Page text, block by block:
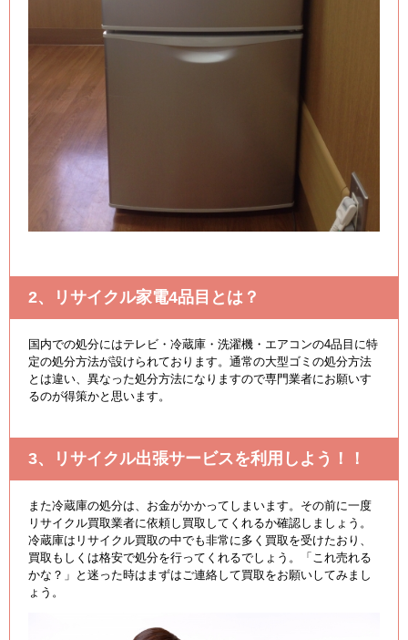
2、リサイクル家電4品目とは？
国内での処分にはテレビ・冷蔵庫・洗濯機・エアコンの4品目に特
定の処分方法が設けられております。通常の大型ゴミの処分方法
とは違い、異なった処分方法になりますので専門業者にお願いす
るのが得策かと思います。
3、リサイクル出張サービスを利用しよう！！
また冷蔵庫の処分は、お金がかかってしまいます。その前に一度
リサイクル買取業者に依頼し買取してくれるか確認しましょう。
冷蔵庫はリサイクル買取の中でも非常に多く買取を受けたおり、
買取もしくは格安で処分を行ってくれるでしょう。「これ売れる
かな？」と迷った時はまずはご連絡して買取をお願いしてみまし
ょう。